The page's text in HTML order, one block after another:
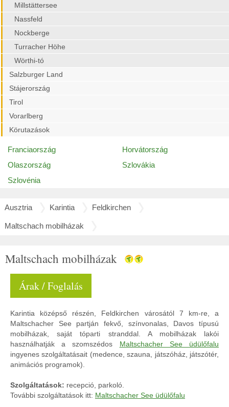
Millstättersee
Nassfeld
Nockberge
Turracher Höhe
Wörthi-tó
Salzburger Land
Stájerország
Tirol
Vorarlberg
Körutazások
Franciaország
Horvátország
Olaszország
Szlovákia
Szlovénia
Ausztria Karintia Feldkirchen
Maltschach mobilházak
Maltschach mobilházak
Árak / Foglalás
Karintia középső részén, Feldkirchen városától 7 km-re, a
Maltschacher See partján fekvő, színvonalas, Davos típusú
mobilházak, saját tóparti stranddal. A mobilházak lakói
használhatják a szomszédos Maltschacher See üdülőfalu
ingyenes szolgáltatásait (medence, szauna, játszóház, játszótér,
animációs programok).
Szolgáltatások: recepció, parkoló.
További szolgáltatások itt: Maltschacher See üdülőfalu